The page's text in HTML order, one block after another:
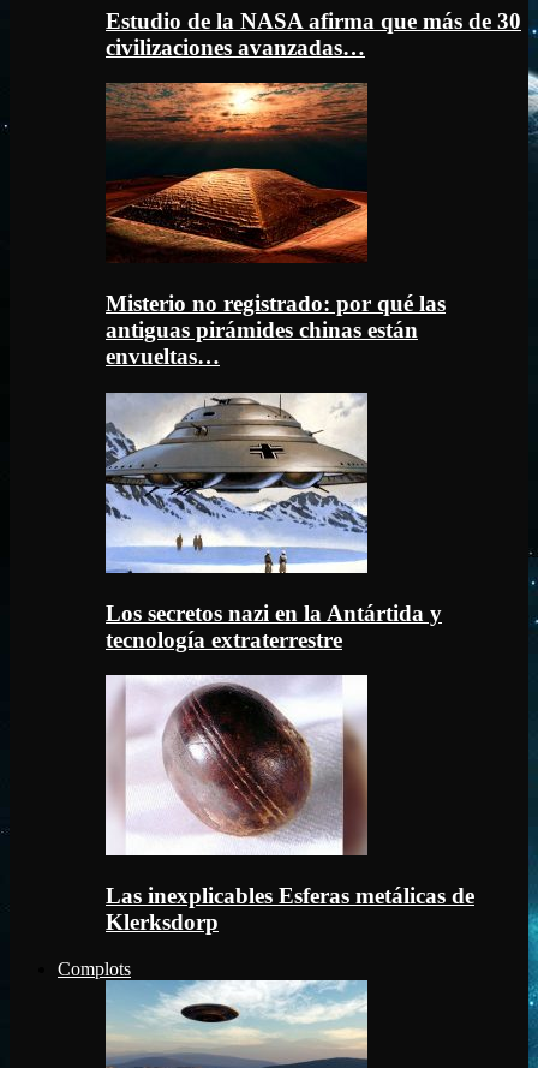
Estudio de la NASA afirma que más de 30
civilizaciones avanzadas…
Misterio no registrado: por qué las
antiguas pirámides chinas están
envueltas…
Los secretos nazi en la Antártida y
tecnología extraterrestre
Las inexplicables Esferas metálicas de
Klerksdorp
Complots